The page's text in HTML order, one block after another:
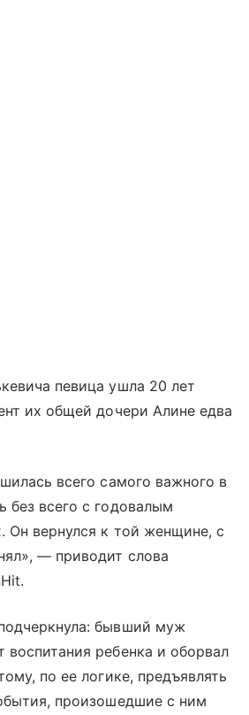
певица ушла 20 лет
их общей дочери Алине едва
всего самого важного в
без всего с годовалым
Он вернулся к той женщине, с
— приводит слова
бывший муж
воспитания ребенка и оборвал
по ее логике, предъявлять
произошедшие с ним